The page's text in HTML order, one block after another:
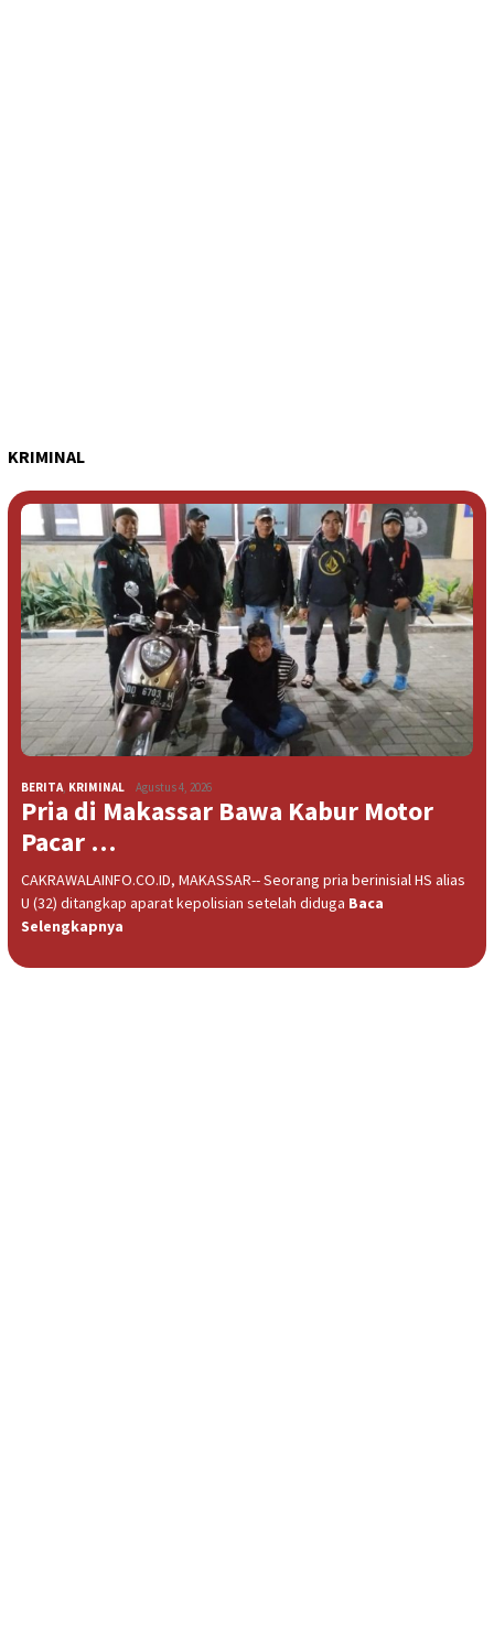
KRIMINAL
BERITA, KRIMINAL Agustus 4, 2026
Pria di Makassar Bawa Kabur Motor
Pacar …
CAKRAWALAINFO.CO.ID, MAKASSAR-- Seorang pria berinisial HS alias
U (32) ditangkap aparat kepolisian setelah diduga Baca
Selengkapnya